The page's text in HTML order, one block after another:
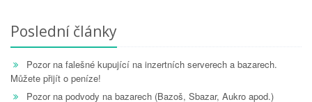
Poslední články
Pozor na falešné kupující na inzertních serverech a bazarech.
Můžete přijít o peníze!
Pozor na podvody na bazarech (Bazoš, Sbazar, Aukro apod.)